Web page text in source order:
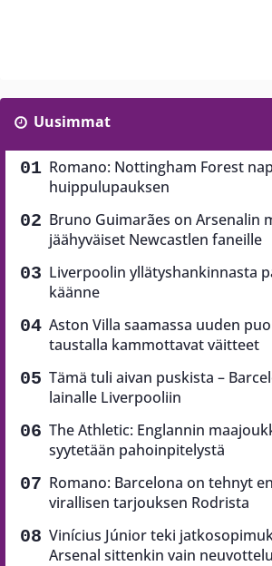
Uusimmat
Romano: Nottingham Forest
huippulupauksen
Bruno Guimarães on Arsenalin
jäähyväiset Newcastlen faneille
Liverpoolin yllätyshankinnasta
käänne
Aston Villa saamassa uuden
taustalla kammottavat väitteet
Tämä tuli aivan puskista –
lainalle Liverpooliin
The Athletic: Englannin
syytetään pahoinpitelystä
Romano: Barcelona on tehnyt
virallisen tarjouksen Rodrista
Vinícius Júnior teki
Arsenal sittenkin vain